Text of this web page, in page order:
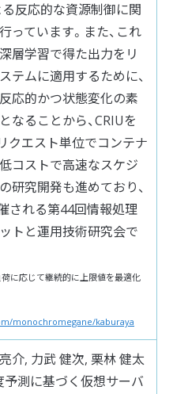
る反応的な資源制御に関
っています。また、これ
層学習で得た出力をリ
テムに適用するために、
応的かつ状態変化の素
なることから、CRIUを
クエスト単位でコンテナ
コストで高速なスケジ
研究開発も進めており、
される第44回情報処理
トと運用技術研究会で
荷に応じて継続的に上限値を最適化
monochromegane/kaburaya
介, 力武 健次, 栗林 健太
予測に基づく仮想サーバ